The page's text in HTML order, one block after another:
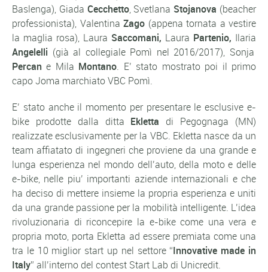
Baslenga), Giada Cecchetto, Svetlana Stojanova (beacher
professionista), Valentina Zago (appena tornata a vestire
la maglia rosa), Laura Saccomani, Laura Partenio, Ilaria
Angelelli (già al collegiale Pomì nel 2016/2017), Sonja
Percan e Mila Montano. E’ stato mostrato poi il primo
capo Joma marchiato VBC Pomì.
E’ stato anche il momento per presentare le esclusive e-
bike prodotte dalla ditta Ekletta di Pegognaga (MN)
realizzate esclusivamente per la VBC. Ekletta nasce da un
team affiatato di ingegneri che proviene da una grande e
lunga esperienza nel mondo dell’auto, della moto e delle
e-bike, nelle piu’ importanti aziende internazionali e che
ha deciso di mettere insieme la propria esperienza e uniti
da una grande passione per la mobilità intelligente. L’idea
rivoluzionaria di riconcepire la e-bike come una vera e
propria moto, porta Ekletta ad essere premiata come una
tra le 10 miglior start up nel settore “Innovative made in
Italy” all’interno del contest Start Lab di Unicredit.